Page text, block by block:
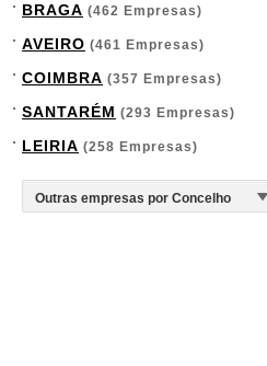
BRAGA (462 Empresas)
AVEIRO (461 Empresas)
COIMBRA (357 Empresas)
SANTARÉM (293 Empresas)
LEIRIA (258 Empresas)